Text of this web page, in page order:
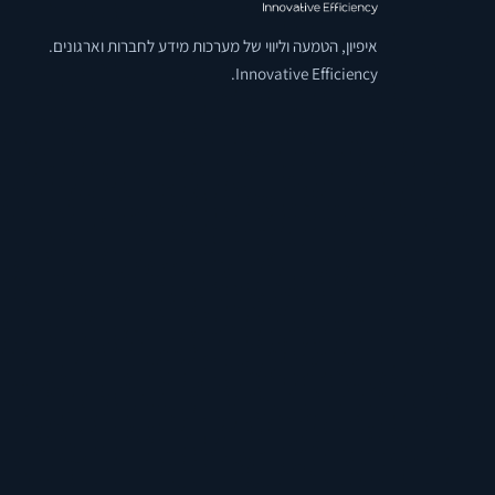
איפיון, הטמעה וליווי של מערכות מידע לחברות וארגונים.
Innovative Efficiency.